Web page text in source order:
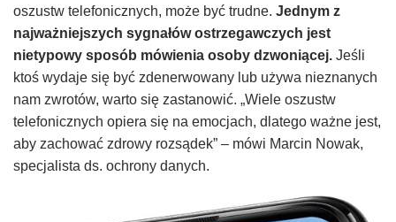
oszustw telefonicznych, może być trudne. Jednym z
najważniejszych sygnałów ostrzegawczych jest
nietypowy sposób mówienia osoby dzwoniącej. Jeśli
ktoś wydaje się być zdenerwowany lub używa nieznanych
nam zwrotów, warto się zastanowić. „Wiele oszustw
telefonicznych opiera się na emocjach, dlatego ważne jest,
aby zachować zdrowy rozsądek” – mówi Marcin Nowak,
specjalista ds. ochrony danych.